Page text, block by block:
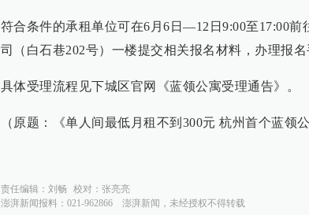
符合条件的承租单位可在6月6日—12日9:00至17:00前
司（白石巷202号）一楼提交相关报名材料，办理报名
具体受理流程见下城区官网《蓝领公寓受理通告》。
（原题：《单人间最低月租不到300元 杭州首个蓝领
责任编辑： 刘畅 校对： 张亮亮
澎湃新闻报料：021-962866
澎湃新闻，未经授权不得转载